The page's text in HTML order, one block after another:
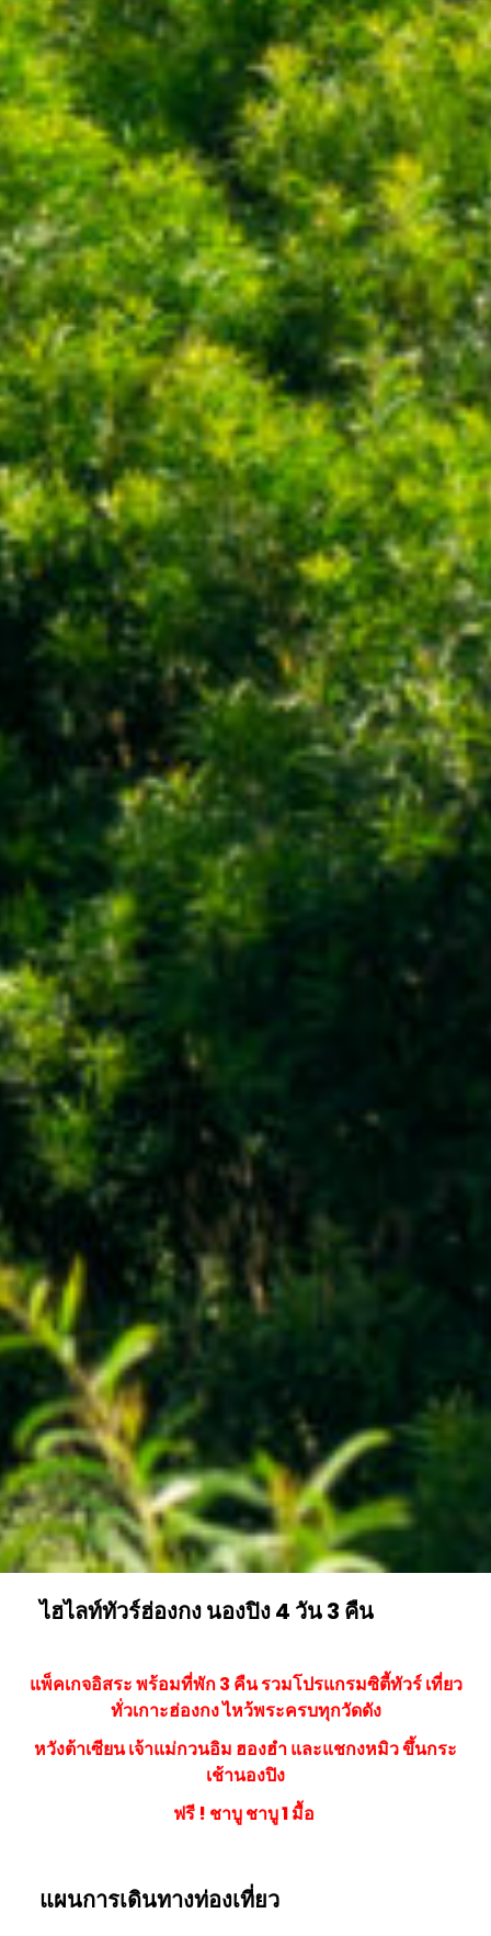
ไฮไลท์ทัวร์ฮ่องกง นองปิง 4 วัน 3 คืน
แพ็คเกจอิสระ พร้อมที่พัก 3 คืน รวมโปรแกรมซิตี้ทัวร์ เที่ยว
ทั่วเกาะฮ่องกง ไหว้พระครบทุกวัดดัง
หวังต้าเซียน เจ้าแม่กวนอิม ฮองฮำ และแชกงหมิว ขึ้นกระ
เช้านองปิง
ฟรี ! ชาบู ชาบู 1 มื้อ
แผนการเดินทางท่องเที่ยว